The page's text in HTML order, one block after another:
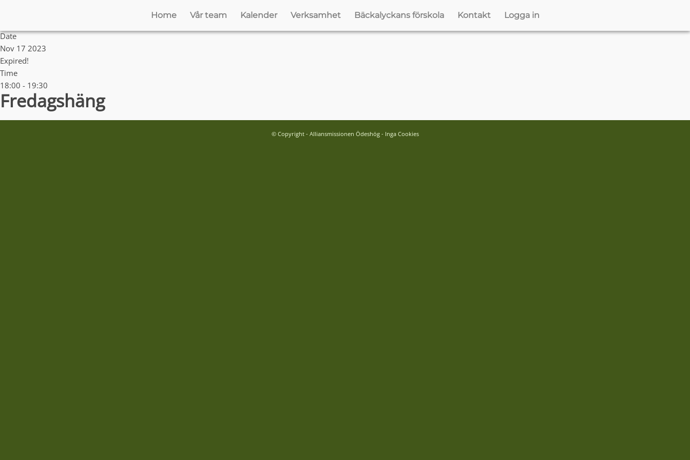
Home Vår team Kalender Verksamhet Bäckalyckans förskola Kontakt Logga in
Date
Nov 17 2023
Expired!
Time
18:00 - 19:30
Fredagshäng
© Copyright - Alliansmissionen Ödeshög - Inga Cookies